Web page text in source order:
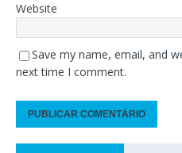
Website
Save my name, email, and
next time I comment.